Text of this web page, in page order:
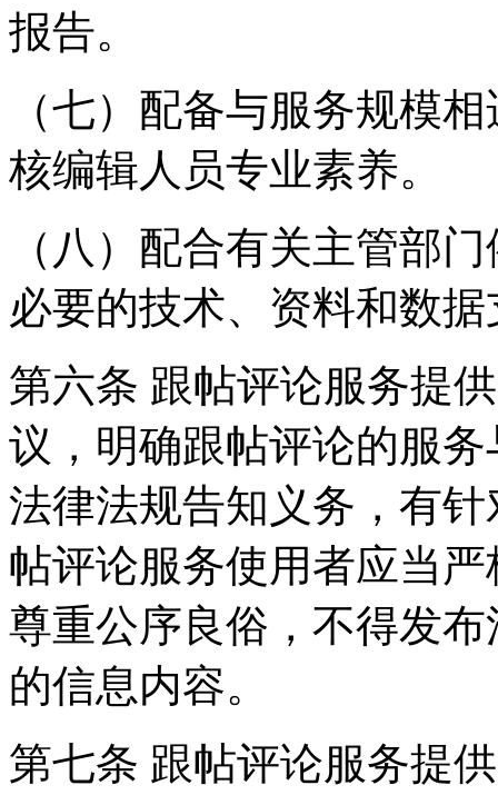
报告。
（七）配备与服务规模
核编辑人员专业素养。
（八）配合有关主管部
必要的技术、资料和数
第六条 跟帖评论服务提
议，明确跟帖评论的服
法律法规告知义务，有
帖评论服务使用者应当
尊重公序良俗，不得发
的信息内容。
第七条 跟帖评论服务提